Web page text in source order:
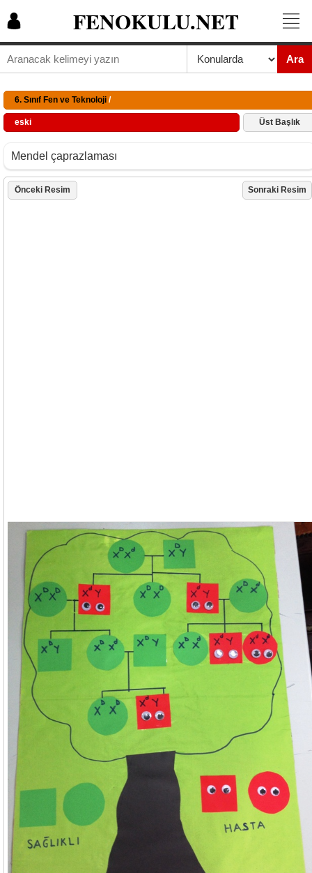
FENOKULU.NET
Ara
6. Sınıf Fen ve Teknoloji /
eski Üst Başlık
Mendel çaprazlaması
Önceki Resim Sonraki Resim